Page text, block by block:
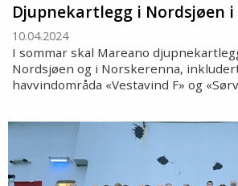
Djupnekartlegg i Nordsjøen i
10.04.2024
I sommar skal Mareano
Nordsjøen og i Norskerenna,
havvindområda «Vestavind F» og